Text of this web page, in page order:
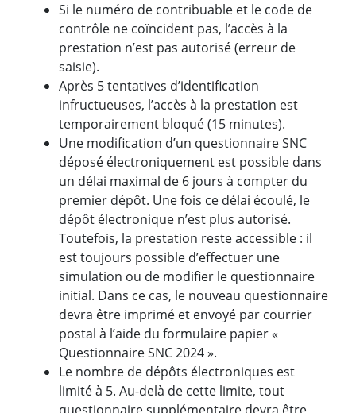
Si le numéro de contribuable et le code de
contrôle ne coïncident pas, l’accès à la
prestation n’est pas autorisé (erreur de
saisie).
Après 5 tentatives d’identification
infructueuses, l’accès à la prestation est
temporairement bloqué (15 minutes).
Une modification d’un questionnaire SNC
déposé électroniquement est possible dans
un délai maximal de 6 jours à compter du
premier dépôt. Une fois ce délai écoulé, le
dépôt électronique n’est plus autorisé.
Toutefois, la prestation reste accessible : il
est toujours possible d’effectuer une
simulation ou de modifier le questionnaire
initial. Dans ce cas, le nouveau questionnaire
devra être imprimé et envoyé par courrier
postal à l’aide du formulaire papier «
Questionnaire SNC 2024 ».
Le nombre de dépôts électroniques est
limité à 5. Au-delà de cette limite, tout